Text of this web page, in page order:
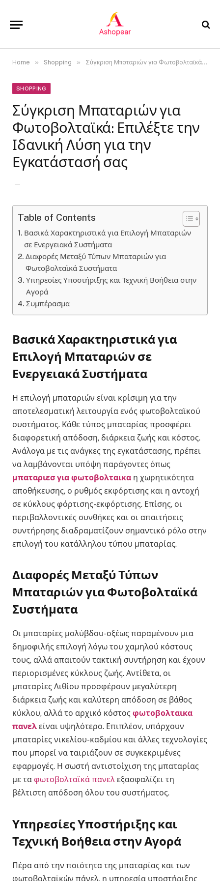
Home » Shopping » Σύγκριση Μπαταριών για Φωτοβολταϊκά: Επιλέξτε την Ιδανική Λύση για την Εγκατάστασή σας
SHOPPING
Σύγκριση Μπαταριών για
Φωτοβολταϊκά: Επιλέξτε την
Ιδανική Λύση για την
Εγκατάστασή σας
Table of Contents
Βασικά Χαρακτηριστικά για Επιλογή Μπαταριών
σε Ενεργειακά Συστήματα
Διαφορές Μεταξύ Τύπων Μπαταριών για
Φωτοβολταϊκά Συστήματα
Υπηρεσίες Υποστήριξης και Τεχνική Βοήθεια στην
Αγορά
Συμπέρασμα
Βασικά Χαρακτηριστικά για
Επιλογή Μπαταριών σε
Ενεργειακά Συστήματα
Η επιλογή μπαταριών είναι κρίσιμη για την
αποτελεσματική λειτουργία ενός φωτοβολταϊκού
συστήματος. Κάθε τύπος μπαταρίας προσφέρει
διαφορετική απόδοση, διάρκεια ζωής και κόστος.
Ανάλογα με τις ανάγκες της εγκατάστασης, πρέπει
να λαμβάνονται υπόψη παράγοντες όπως
μπαταριεσ για φωτοβολταικα η χωρητικότητα
αποθήκευσης, ο ρυθμός εκφόρτισης και η αντοχή
σε κύκλους φόρτισης-εκφόρτισης. Επίσης, οι
περιβαλλοντικές συνθήκες και οι απαιτήσεις
συντήρησης διαδραματίζουν σημαντικό ρόλο στην
επιλογή του κατάλληλου τύπου μπαταρίας.
Διαφορές Μεταξύ Τύπων
Μπαταριών για Φωτοβολταϊκά
Συστήματα
Οι μπαταρίες μολύβδου-οξέως παραμένουν μια
δημοφιλής επιλογή λόγω του χαμηλού κόστους
τους, αλλά απαιτούν τακτική συντήρηση και έχουν
περιορισμένες κύκλους ζωής. Αντίθετα, οι
μπαταρίες Λιθίου προσφέρουν μεγαλύτερη
διάρκεια ζωής και καλύτερη απόδοση σε βάθος
κύκλου, αλλά το αρχικό κόστος φωτοβολταικα
πανελ είναι υψηλότερο. Επιπλέον, υπάρχουν
μπαταρίες νικελίου-καδμίου και άλλες τεχνολογίες
που μπορεί να ταιριάζουν σε συγκεκριμένες
εφαρμογές. Η σωστή αντιστοίχιση της μπαταρίας
με τα φωτοβολταϊκά πανελ εξασφαλίζει τη
βέλτιστη απόδοση όλου του συστήματος.
Υπηρεσίες Υποστήριξης και
Τεχνική Βοήθεια στην Αγορά
Πέρα από την ποιότητα της μπαταρίας και των
φωτοβολταϊκών πάνελ, η υπηρεσία υποστήριξης